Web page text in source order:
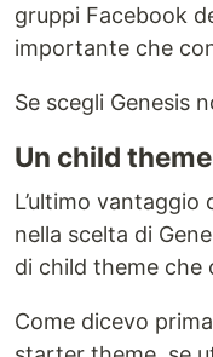
gruppi Facebook
importante che
Se scegli Genesis
Un child
L’ultimo
nella scelta di
di child theme che
Come dicevo